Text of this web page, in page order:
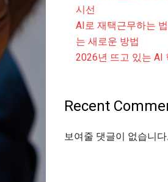
시선
AI로 재택근무하는
는 새로운 방법
2026년 뜨고 있는 AI
Recent
보여줄 댓글이 없습니다.